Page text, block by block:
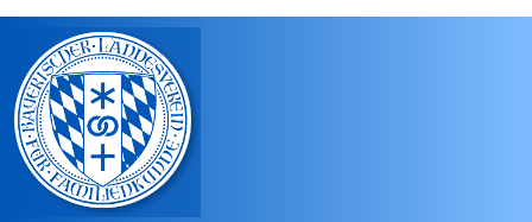
Direkt zum Inhalt